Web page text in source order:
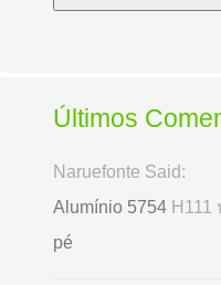
Últimos
Naruefonte Said:
Alumínio 5754 H111
pé